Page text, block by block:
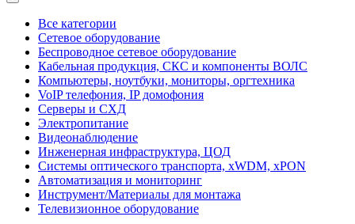
Все категории
Сетевое оборудование
Беспроводное сетевое оборудование
Кабельная продукция, СКС и компоненты ВОЛС
Компьютеры, ноутбуки, мониторы, оргтехника
VoIP телефония, IP домофония
Серверы и СХД
Электропитание
Видеонаблюдение
Инженерная инфраструктура, ЦОД
Системы оптического транспорта, xWDM, xPON
Автоматизация и мониторинг
Инструмент/Материалы для монтажа
Телевизионное оборудование